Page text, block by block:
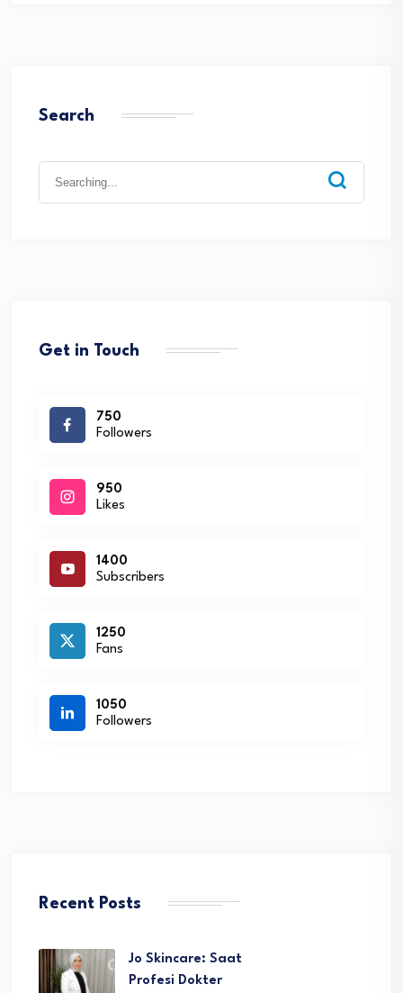
Search
Search
for:
Get in Touch
750
Followers
950
Likes
1400
Subscribers
1250
Fans
1050
Followers
Recent Posts
Jo Skincare: Saat
Profesi Dokter